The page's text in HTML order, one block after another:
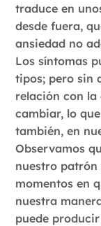
traduce en
desde fuera,
ansiedad no
Los síntomas
tipos; pero sin
relación con la
cambiar, lo
también, en
Observamos
nuestro patrón
momentos en
nuestra
puede